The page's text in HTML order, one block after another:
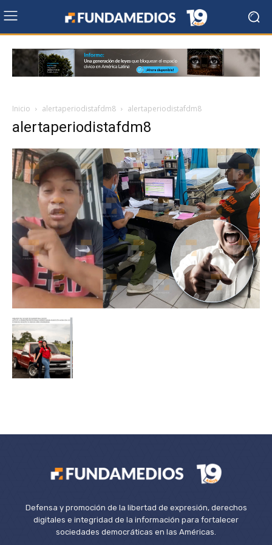
Inicio alertaperiodistafdm8 alertaperiodistafdm8
alertaperiodistafdm8
Defensa y promoción de la libertad de expresión, derechos
digitales e integridad de la información para fortalecer
sociedades democráticas en las Américas.